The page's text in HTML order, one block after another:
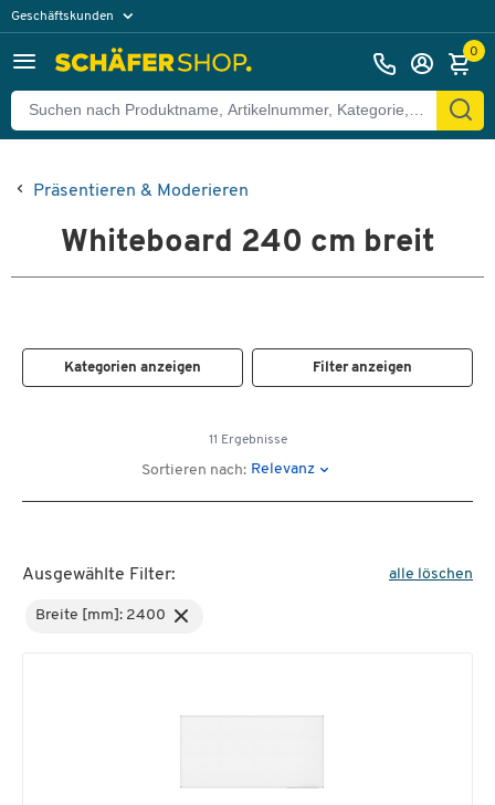
Geschäftskunden
0
Präsentieren & Moderieren
Whiteboard 240 cm breit
Kategorien anzeigen Filter anzeigen
11 Ergebnisse
Sortieren nach: Relevanz
Ausgewählte Filter: alle löschen
Breite [mm]: 2400